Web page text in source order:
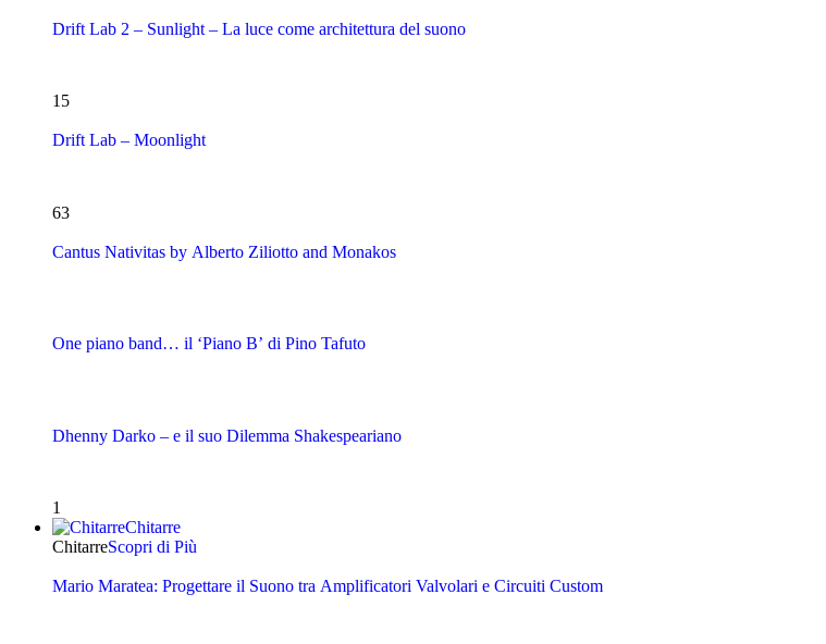
Drift Lab 2 – Sunlight – La luce come architettura del suono
15
Drift Lab – Moonlight
63
Cantus Nativitas by Alberto Ziliotto and Monakos
One piano band… il ‘Piano B’ di Pino Tafuto
Dhenny Darko – e il suo Dilemma Shakespeariano
1
Chitarre
ChitarreScopri di Più
Mario Maratea: Progettare il Suono tra Amplificatori Valvolari e Circuiti Custom